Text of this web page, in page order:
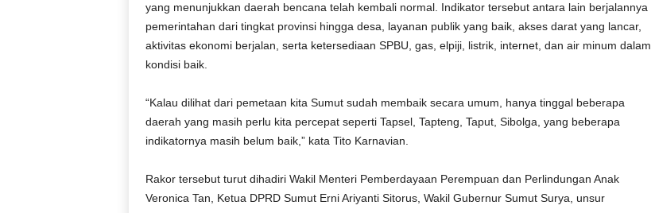
yang menunjukkan daerah bencana telah kembali normal. Indikator tersebut antara lain berjalannya
pemerintahan dari tingkat provinsi hingga desa, layanan publik yang baik, akses darat yang lancar,
aktivitas ekonomi berjalan, serta ketersediaan SPBU, gas, elpiji, listrik, internet, dan air minum dalam
kondisi baik.
“Kalau dilihat dari pemetaan kita Sumut sudah membaik secara umum, hanya tinggal beberapa
daerah yang masih perlu kita percepat seperti Tapsel, Tapteng, Taput, Sibolga, yang beberapa
indikatornya masih belum baik,” kata Tito Karnavian.
Rakor tersebut turut dihadiri Wakil Menteri Pemberdayaan Perempuan dan Perlindungan Anak
Veronica Tan, Ketua DPRD Sumut Erni Ariyanti Sitorus, Wakil Gubernur Sumut Surya, unsur